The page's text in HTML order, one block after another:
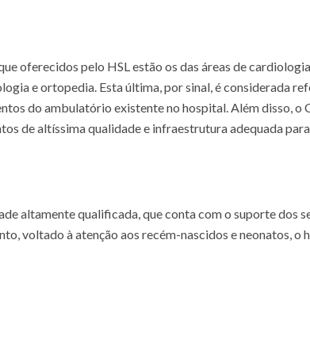
oferecidos pelo HSL estão os das áreas de
e ortopedia. Esta última, por sinal, é considerada
do ambulatório existente no hospital. Além disso, o
de altíssima qualidade e infraestrutura adequada
altamente qualificada, que conta com o suporte dos
voltado à atenção aos recém-nascidos e neonatos, o